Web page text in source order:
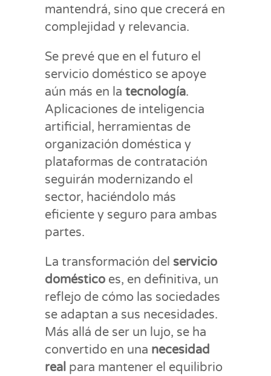
mantendrá, sino que crecerá en
complejidad y relevancia.
Se prevé que en el futuro el
servicio doméstico se apoye
aún más en la tecnología.
Aplicaciones de inteligencia
artificial, herramientas de
organización doméstica y
plataformas de contratación
seguirán modernizando el
sector, haciéndolo más
eficiente y seguro para ambas
partes.
La transformación del servicio
doméstico es, en definitiva, un
reflejo de cómo las sociedades
se adaptan a sus necesidades.
Más allá de ser un lujo, se ha
convertido en una necesidad
real para mantener el equilibrio